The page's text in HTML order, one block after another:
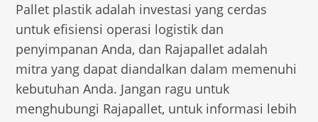
Pallet plastik adalah investasi yang cerdas
untuk efisiensi operasi logistik dan
penyimpanan Anda, dan Rajapallet adalah
mitra yang dapat diandalkan dalam memenuhi
kebutuhan Anda. Jangan ragu untuk
menghubungi Rajapallet, untuk informasi lebih